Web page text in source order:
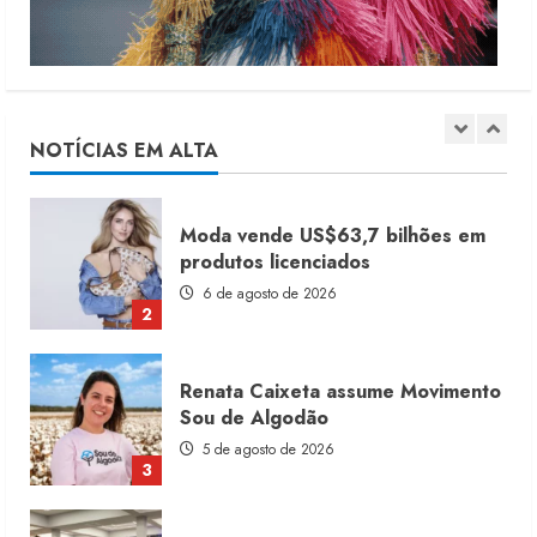
NOTÍCIAS EM ALTA
2
6 de agosto de 2026
3
Renata Caixeta assume Movimento
Sou de Algodão
5 de agosto de 2026
4
Fakini prevê R$345 milhões de
receita em 2026
4 de agosto de 2026